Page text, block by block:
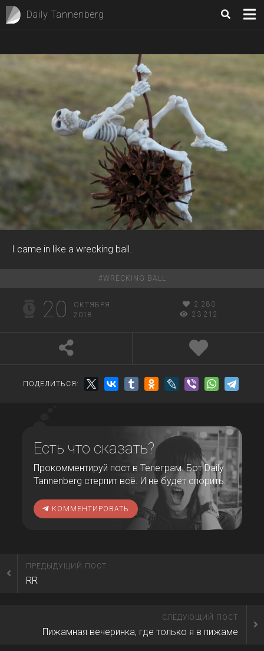
Daily Tannenberg
I came in like a wrecking ball.
#WRECKING BALL
20
ОКТЯБРЯ
2018
2 280
23 212
ПОДЕЛИТЬСЯ:
Есть что сказать?
Прокомментируй пост в Телеграм. Бот Daily
Tannenberg стерпит всё. И не будет спорить.
КОММЕНТИРОВАТЬ
ПРЕДЫДУЩИЙ ПОСТ
RR
СЛЕДУЮЩИЙ ПОСТ
Пижамная вечеринка, где только я в пижаме